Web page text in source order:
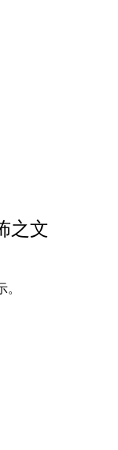
之文